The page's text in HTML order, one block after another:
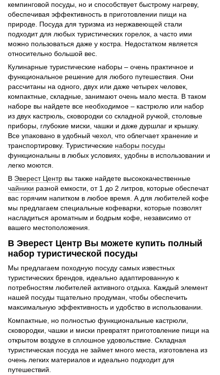
кемпинговой посуды, но и способствует быстрому нагреву,
обеспечивая эффективность в приготовлении пищи на
природе. Посуда для туризма из нержавеющей стали
подходит для любых туристических горелок, а часто ими
можно пользоваться даже у костра. Недостатком является
относительно большой вес.
Кулинарные туристические наборы – очень практичное и
функциональное решение для любого путешествия. Они
рассчитаны на одного, двух или даже четырех человек,
компактные, складные, занимают очень мало места. В таком
наборе вы найдете все необходимое – кастрюлю или набор
из двух кастрюль, сковородки со складной ручкой, столовые
приборы, глубокие миски, чашки и даже дуршлаг и крышку.
Все упаковано в удобный чехол, что облегчает хранение и
транспортировку. Туристические наборы посуды
функциональны в любых условиях, удобны в использовании и
легко моются.
В Эверест Центр вы также найдете высококачественные
чайники разной емкости, от 1 до 2 литров, которые обеспечат
вас горячим напитком в любое время. А для любителей кофе
мы предлагаем специальные кофеварки, которые позволят
насладиться ароматным и бодрым кофе, независимо от
вашего местоположения.
В Эверест Центр Вы можете купить полный
набор туристической посуды
Мы предлагаем походную посуду самых известных
туристических брендов, идеально адаптированную к
потребностям любителей активного отдыха. Каждый элемент
нашей посуды тщательно продуман, чтобы обеспечить
максимальную эффективность и удобство в использовании.
Компактные, но полностью функциональные кастрюли,
сковородки, чашки и миски превратят приготовление пищи на
открытом воздухе в сплошное удовольствие. Складная
туристическая посуда не займет много места, изготовлена ​​из
очень легких материалов и идеально подходит для
путешествий.